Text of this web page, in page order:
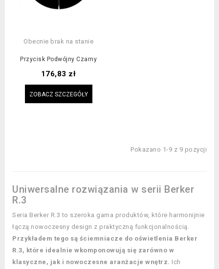
Obecnie brak na stanie
Przycisk Podwójny Czarny
Cena
176,83 zł
ZOBACZ SZCZEGÓŁY
Pokazano 1-9 z 9 pozycji
Uniwersalne rozwiązania w serii Berker
R.3
Seria Berker R.3 to szeroka gama produktów, które harmonijnie
łączą nowoczesny design z praktyczną funkcjonalnością.
Przykładem tego są ściemniacze do oświetlenia Berker
R.3, które idealnie wkomponowują się zarówno w
klasyczne, jak i nowoczesne aranżacje wnętrz. Ich